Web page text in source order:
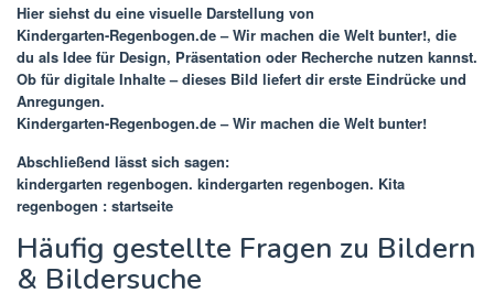
Hier siehst du eine visuelle Darstellung von
Kindergarten-Regenbogen.de – Wir machen die Welt bunter!, die
du als Idee für Design, Präsentation oder Recherche nutzen kannst.
Ob für digitale Inhalte – dieses Bild liefert dir erste Eindrücke und
Anregungen.
Kindergarten-Regenbogen.de – Wir machen die Welt bunter!
Abschließend lässt sich sagen:
kindergarten regenbogen. kindergarten regenbogen. Kita
regenbogen : startseite
Häufig gestellte Fragen zu Bildern
& Bildersuche